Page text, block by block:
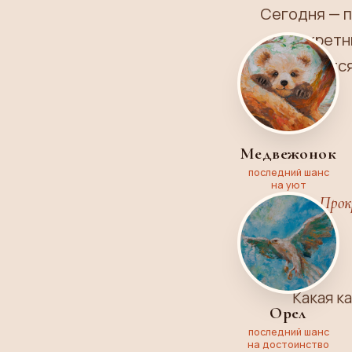
Сегодня —
в
Медвежонок
последний шанс
на уют
Орел
последний шанс
на достоинство
Какая